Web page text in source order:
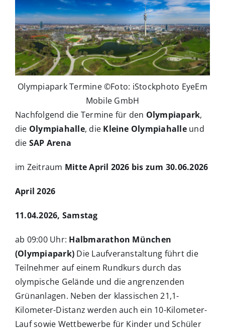
Olympiapark Termine ©Foto: iStockphoto EyeEm
Mobile GmbH
Nachfolgend die Termine für den Olympiapark,
die Olympiahalle, die Kleine Olympiahalleund
die SAP Arena
im Zeitraum Mitte April 2026 bis zum 30.06.2026
April 2026
11.04.2026, Samstag
ab 09:00 Uhr: Halbmarathon München
(Olympiapark) Die Laufveranstaltung führt die
Teilnehmer auf einem Rundkurs durch das
olympische Gelände und die angrenzenden
Grünanlagen. Neben der klassischen 21,1-
Kilometer-Distanz werden auch ein 10-Kilometer-
Lauf sowie Wettbewerbe für Kinder und Schüler